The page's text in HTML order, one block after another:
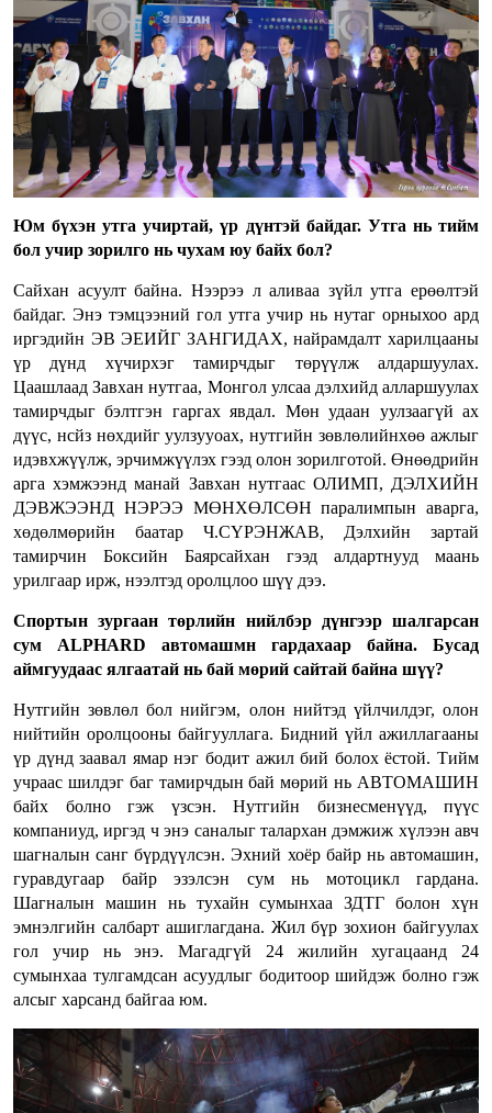
Юм бүхэн утга учиртай, үр дүнтэй байдаг. Утга нь тийм
бол учир зорилго нь чухам юу байх бол?
Сайхан асуулт байна. Нээрээ л аливаа зүйл утга ерөөлтэй
байдаг. Энэ тэмцээний гол утга учир нь нутаг орныхоо ард
иргэдийн ЭВ ЭЕИЙГ ЗАНГИДАХ, найрамдалт харилцааны
үр дүнд хүчирхэг тамирчдыг төрүүлж алдаршуулах.
Цаашлаад Завхан нутгаа, Монгол улсаа дэлхийд алларшуулах
тамирчдыг бэлтгэн гаргах явдал. Мөн удаан уулзаагүй ах
дүүс, нсйз нөхдийг уулзууоах, нутгийн зөвлөлийнхөө ажлыг
идэвхжүүлж, эрчимжүүлэх гээд олон зорилготой. Өнөөдрийн
арга хэмжээнд манай Завхан нутгаас ОЛИМП, ДЭЛХИЙН
ДЭВЖЭЭНД НЭРЭЭ МӨНХӨЛСӨН паралимпын аварга,
хөдөлмөрийн баатар Ч.СҮРЭНЖАВ, Дэлхийн зартай
тамирчин Боксийн Баярсайхан гээд алдартнууд маань
урилгаар ирж, нээлтэд оролцлоо шүү дээ.
Спортын зургаан төрлийн нийлбэр дүнгээр шалгарсан
сум ALPHARD автомашмн гардахаар байна. Бусад
аймгуудаас ялгаатай нь бай мөрий сайтай байна шүү?
Нутгийн зөвлөл бол нийгэм, олон нийтэд үйлчилдэг, олон
нийтийн оролцооны байгууллага. Бидний үйл ажиллагааны
үр дүнд заавал ямар нэг бодит ажил бий болох ёстой. Тийм
учраас шилдэг баг тамирчдын бай мөрий нь АВТОМАШИН
байх болно гэж үзсэн. Нутгийн бизнесменүүд, пүүс
компаниуд, иргэд ч энэ саналыг талархан дэмжиж хүлээн авч
шагналын санг бүрдүүлсэн. Эхний хоёр байр нь автомашин,
гуравдугаар байр эзэлсэн сум нь мотоцикл гардана.
Шагналын машин нь тухайн сумынхаа ЗДТГ болон хүн
эмнэлгийн салбарт ашиглагдана. Жил бүр зохион байгуулах
гол учир нь энэ. Магадгүй 24 жилийн хугацаанд 24
сумынхаа тулгамдсан асуудлыг бодитоор шийдэж болно гэж
алсыг харсанд байгаа юм.